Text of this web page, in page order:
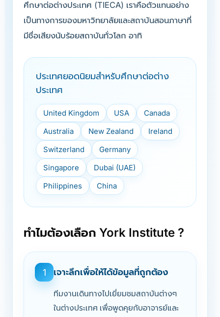
ศึกษาต่อต่างประเทศ (TIECA) เราคือตัวแทนอย่าง
เป็นทางการของมหาวิทยาลัยและสถาบันสอนภาษาที่
มีชื่อเสียงนับร้อยสถาบันทั่วโลก อาทิ
ประเทศยอดนิยมสำหรับศึกษาต่อต่าง
ประเทศ
United Kingdom USA
Canada
Australia
New Zealand
Ireland
Switzerland
Germany
Singapore
Dubai (UAE)
Philippines
China
ทำไมต้องเลือก York Institute ?
1 เจาะลึกเพื่อให้ได้ข้อมูลที่ถูกต้อง
ทีมงานเดินทางไปเยี่ยมชมสถาบันต่างๆ
ในต่างประเทศ เพื่อพูดคุยกับอาจารย์และ